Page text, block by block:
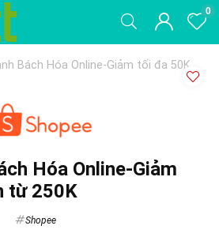
0
Bách Hóa Online-Giảm tối đa 50K
Hóa Online-Giảm
từ 250K
Shopee